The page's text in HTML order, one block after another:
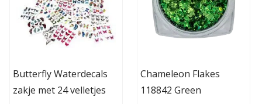
Butterfly Waterdecals
zakje met 24 velletjes
Chameleon Flakes
118842 Green